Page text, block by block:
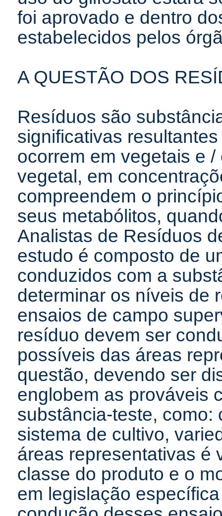
foi aprovado e dentro
estabelecidos pelos
A QUESTÃO DOS
Resíduos são
significativas
ocorrem em vegetais e
vegetal, em
compreendem o
seus metabólitos,
Analistas de Resíduos
estudo é composto de
conduzidos com a
determinar os níveis de
ensaios de campo
resíduo devem ser
possíveis das áreas
questão, devendo ser
englobem as prováveis
substância-teste, como:
sistema de cultivo,
áreas representativas é
classe do produto e o
em legislação